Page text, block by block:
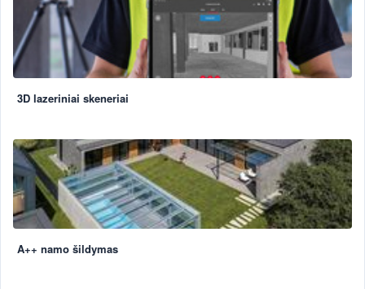
3D lazeriniai skeneriai
A++ namo šildymas